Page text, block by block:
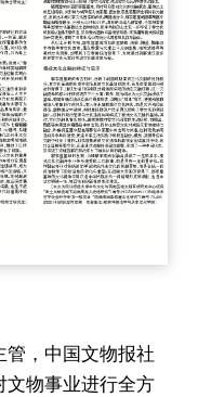
，中国文物报社
文物事业进行全方